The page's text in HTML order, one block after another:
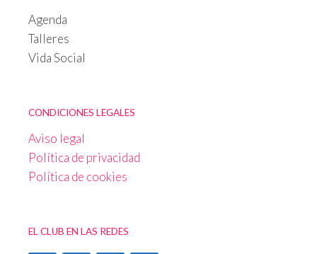
Agenda
Talleres
Vida Social
CONDICIONES LEGALES
Aviso legal
Política de privacidad
Política de cookies
EL CLUB EN LAS REDES